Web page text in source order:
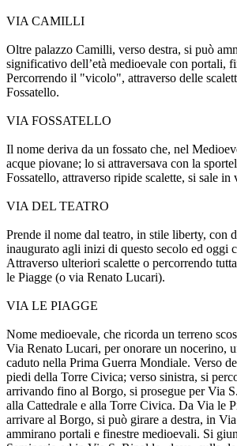
VIA CAMILLI
Oltre palazzo Camilli, verso destra, si può
significativo dell’età medioevale con portali,
Percorrendo il "vicolo", attraverso delle
Fossatello.
VIA FOSSATELLO
Il nome deriva da un fossato che, nel
acque piovane; lo si attraversava con la
Fossatello, attraverso ripide scalette, si sale in
VIA DEL TEATRO
Prende il nome dal teatro, in stile liberty, con
inaugurato agli inizi di questo secolo ed oggi
Attraverso ulteriori scalette o percorrendo
le Piagge (o via Renato Lucari).
VIA LE PIAGGE
Nome medioevale, che ricorda un terreno
Via Renato Lucari, per onorare un nocerino,
caduto nella Prima Guerra Mondiale. Verso
piedi della Torre Civica; verso sinistra, si
arrivando fino al Borgo, si prosegue per Via
alla Cattedrale e alla Torre Civica. Da Via le
arrivare al Borgo, si può girare a destra, in
ammirano portali e finestre medioevali. Si